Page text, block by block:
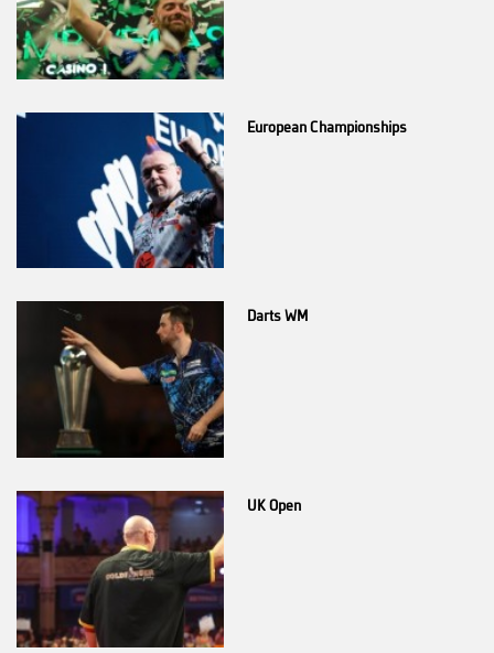
European Championships
Darts WM
UK Open